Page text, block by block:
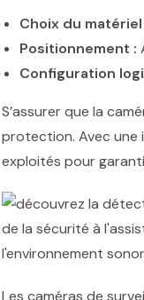
Choix du matériel
Positionnement :
Configuration
S’assurer que la
protection. Avec une
exploités pour
Les caméras de